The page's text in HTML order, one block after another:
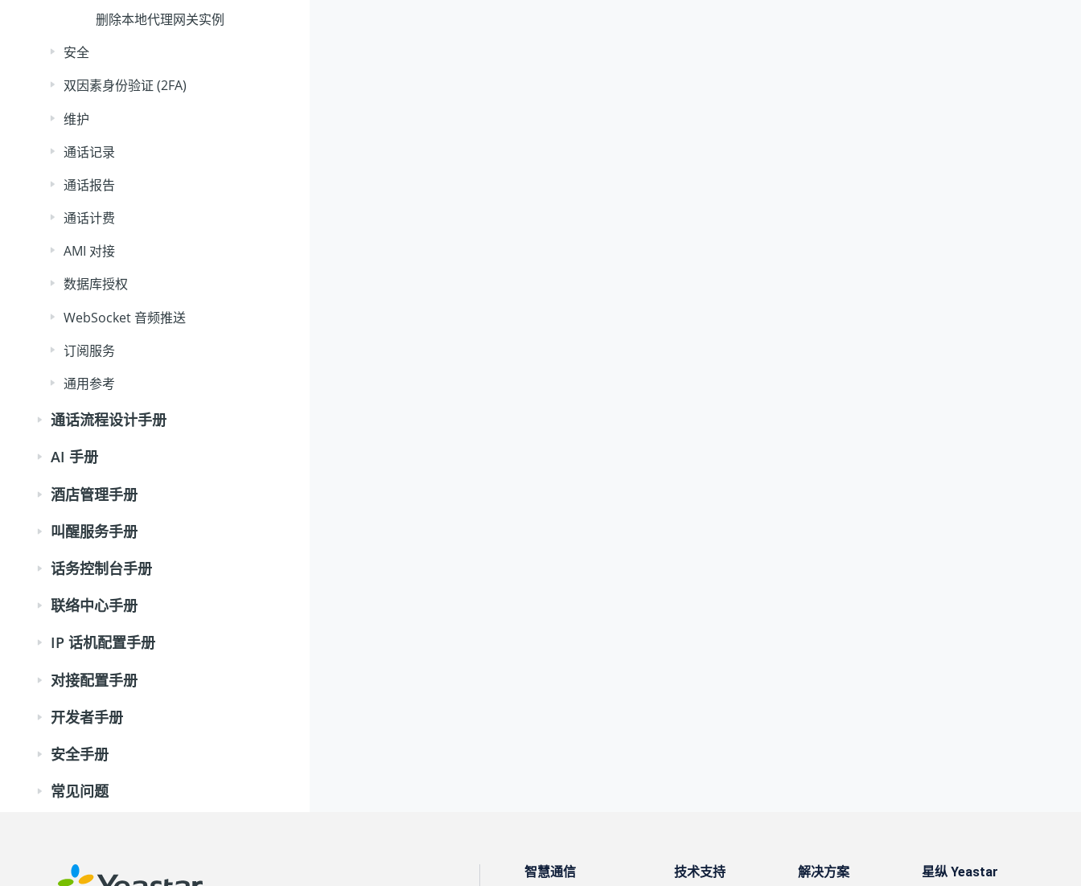
删除本地代理网关实例
安全
双因素身份验证 (2FA)
维护
通话记录
通话报告
通话计费
AMI 对接
数据库授权
WebSocket 音频推送
订阅服务
通用参考
通话流程设计手册
AI 手册
酒店管理手册
叫醒服务手册
话务控制台手册
联络中心手册
IP 话机配置手册
对接配置手册
开发者手册
安全手册
常见问题
智慧通信 技术支持 解决方案 星纵 Yeastar